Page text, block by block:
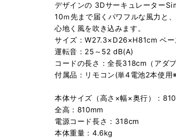
デザインの 3Dサーキュレーター
10ｍ先まで届くパワフルな風力と
心地く風を吹き込みます。
サイズ：W27.3×D26×H81cm ベ
運転音：25～52 dB(A)
コードの長さ：全長318cm（アダ
付属品：リモコン(単4電池2本使用
本体サイズ（高さ×幅×奥行）：
全高：810mm
電源コード長さ：318cm
本体重量：4.6kg